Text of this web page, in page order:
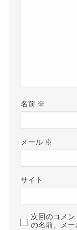
名前 ※
メール ※
サイト
次回のコメ
の名前、メー